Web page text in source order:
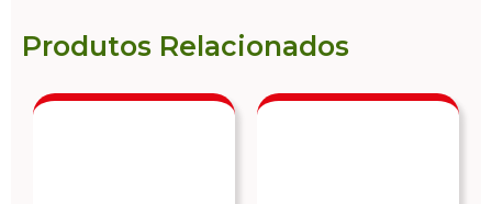
Produtos Relacionados